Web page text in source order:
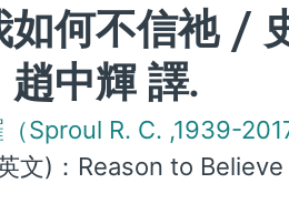
如何不信祂 /
趙中輝 譯.
Sproul R. C. ,1939-2017
文)： Reason to Believe